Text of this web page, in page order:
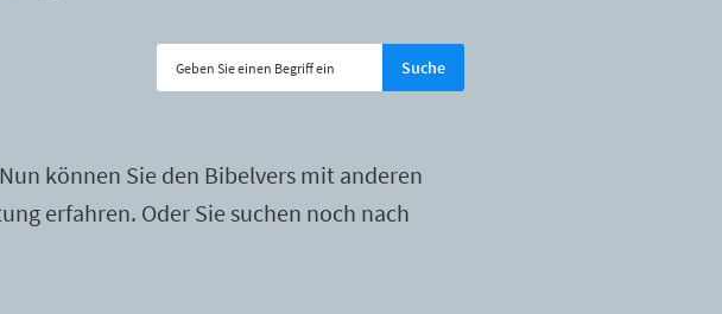
können Sie den Bibelvers mit anderen
erfahren. Oder Sie suchen noch nach